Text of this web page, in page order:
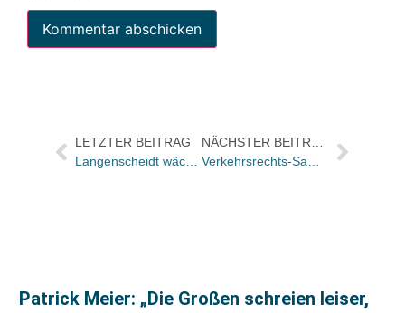
LETZTER BEITRAG
Langenscheidt wächst im Ausland/Zweitgrößten Kartografie – Verlag Frankreichs übernommen
Patrick Meier: „Die Großen schreien leiser,